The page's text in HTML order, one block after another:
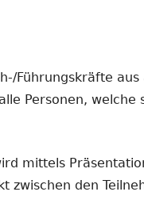
aus
Personen, welche
mittels
zwischen den